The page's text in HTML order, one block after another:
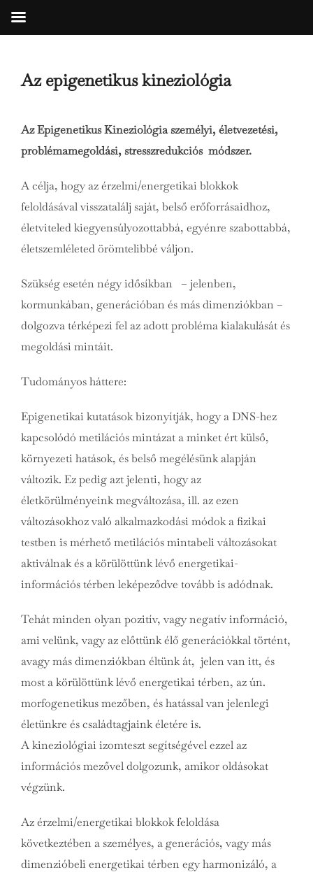
springenAz epigenetikus kineziológia
Az Epigenetikus Kineziológia személyi, életvezetési,
problémamegoldási, stresszredukciós módszer.
A célja, hogy az érzelmi/energetikai blokkok
feloldásával visszatalálj saját, belső erőforrásaidhoz,
életviteled kiegyensúlyozottabbá, egyénre szabottabbá,
életszemléleted örömtelibbé váljon.
Szükség esetén négy idősíkban – jelenben,
kormunkában, generációban és más dimenziókban –
dolgozva térképezi fel az adott probléma kialakulását és
megoldási mintáit.
Tudományos háttere:
Epigenetikai kutatások bizonyítják, hogy a DNS-hez
kapcsolódó metilációs mintázat a minket ért külső,
környezeti hatások, és belső megélésünk alapján
változik. Ez pedig azt jelenti, hogy az
életkörülményeink megváltozása, ill. az ezen
változásokhoz való alkalmazkodási módok a fizikai
testben is mérhető metilációs mintabeli változásokat
aktiválnak és a körülöttünk lévő energetikai-
információs térben leképeződve tovább is adódnak.
Tehát minden olyan pozitív, vagy negatív információ,
ami velünk, vagy az előttünk élő generációkkal történt,
avagy más dimenziókban éltünk át, jelen van itt, és
most a körülöttünk lévő energetikai térben, az ún.
morfogenetikus mezőben, és hatással van jelenlegi
életünkre és családtagjaink életére is.
A kineziológiai izomteszt segítségével ezzel az
információs mezővel dolgozunk, amikor oldásokat
végzünk.
Az érzelmi/energetikai blokkok feloldása
következtében a személyes, a generációs, vagy más
dimenzióbeli energetikai térben egy harmonizáló, a